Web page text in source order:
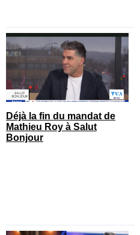
Déjà la fin du mandat de
Mathieu Roy à Salut
Bonjour